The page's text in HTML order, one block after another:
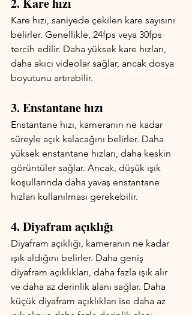
2. Kare hızı
Kare hızı, saniyede çekilen kare sayısını
belirler. Genellikle, 24fps veya 30fps
tercih edilir. Daha yüksek kare hızları,
daha akıcı videolar sağlar, ancak dosya
boyutunu artırabilir.
3. Enstantane hızı
Enstantane hızı, kameranın ne kadar
süreyle açık kalacağını belirler. Daha
yüksek enstantane hızları, daha keskin
görüntüler sağlar. Ancak, düşük ışık
koşullarında daha yavaş enstantane
hızları kullanılması gerekebilir.
4. Diyafram açıklığı
Diyafram açıklığı, kameranın ne kadar
ışık aldığını belirler. Daha geniş
diyafram açıklıkları, daha fazla ışık alır
ve daha az derinlik alanı sağlar. Daha
küçük diyafram açıklıkları ise daha az